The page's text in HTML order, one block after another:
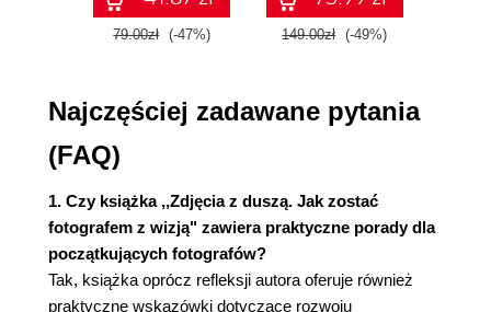
Odrzucenie zasad (213)
Dyscyplina (233)
Podsumowanie (267)
Skorowidz (271)
79.00zł (-47%) 149.00zł (-49%)
Najczęściej zadawane pytania
(FAQ)
1. Czy książka ,,Zdjęcia z duszą. Jak zostać
fotografem z wizją" zawiera praktyczne porady dla
początkujących fotografów?
Tak, książka oprócz refleksji autora oferuje również
praktyczne wskazówki dotyczące rozwoju